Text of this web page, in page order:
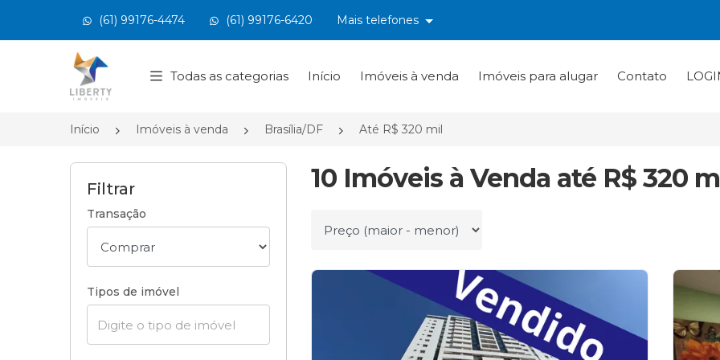
(61) 99176-4474 (61) 99176-6420 Mais telefones
Página inicial
Todas as categorias Início Imóveis à venda Imóveis para alugar Contato
Início Imóveis à venda Brasília/DF Até R$ 320 mil
Filtrar
Transação
Tipos de imóvel
10 Imóveis à Venda até R$ 320
Ordenar por